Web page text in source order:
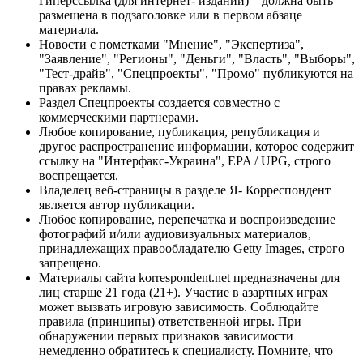
размещена в подзаголовке или в первом абзаце
материала.
Новости с пометками "Мнение", "Экспертиза",
"Заявление", "Регионы", "Деньги", "Власть", "Выборы",
"Тест-драйв", "Спецпроекты", "Промо" публикуются на
правах рекламы.
Раздел Спецпроекты создается совместно с
коммерческими партнерами.
Любое копирование, публикация, републикация и
другое распространение информации, которое содержит
ссылку на "Интерфакс-Украина", EPA / UPG, строго
воспрещается.
Владелец веб-страницы в разделе Я- Корреспондент
является автор публикации.
Любое копирование, перепечатка и воспроизведение
фотографий и/или аудиовизуальных материалов,
принадлежащих правообладателю Getty Images, строго
запрещено.
Материалы сайта korrespondent.net предназначены для
лиц старше 21 года (21+). Участие в азартных играх
может вызвать игровую зависимость. Соблюдайте
правила (принципы) ответственной игры. При
обнаружении первых признаков зависимости
немедленно обратитесь к специалисту. Помните, что